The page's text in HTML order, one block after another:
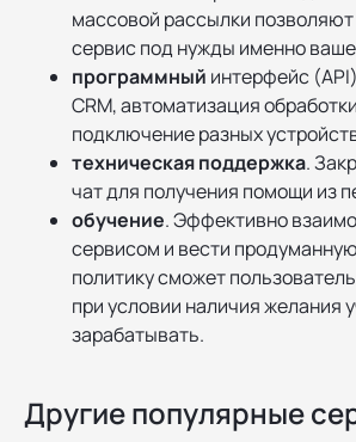
массовой рассылки позволяют
сервис под нужды именно
программный интерфейс
CRM, автоматизация
подключение разных
техническая поддержка.
чат для получения помощи из
обучение. Эффективно
сервисом и вести
политику сможет
при условии наличия желания
зарабатывать.
Другие популярные